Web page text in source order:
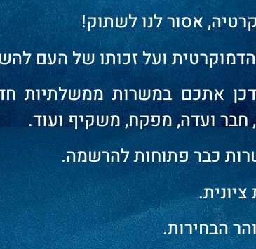
אסור לנו לשתוק!
הדמוקרטית ועל זכותו של העם
אתכם במשרות ממשלתיות
חבר ועדה, מפקח, משקיף ועוד.
כבר פתוחות להרשמה.
הבחירות.